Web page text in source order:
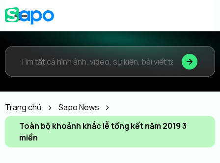
Trang chủ
Sapo News
Toàn bộ khoảnh khắc lễ tổng kết năm 2019 3
miền